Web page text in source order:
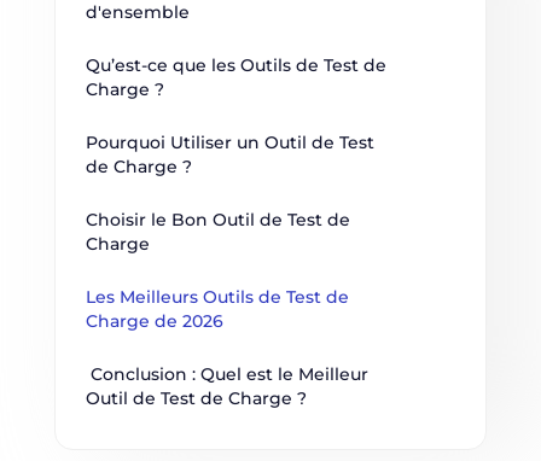
d'ensemble
Qu’est-ce que les Outils de Test de
Charge ?
Pourquoi Utiliser un Outil de Test
de Charge ?
Choisir le Bon Outil de Test de
Charge
Les Meilleurs Outils de Test de
Charge de 2026
Conclusion : Quel est le Meilleur
Outil de Test de Charge ?